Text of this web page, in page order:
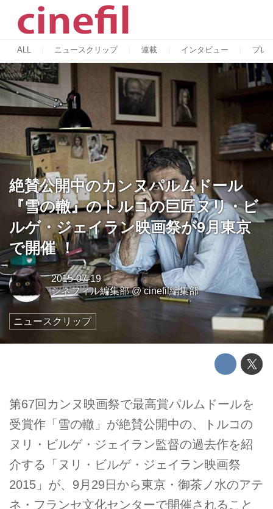
ALL ニュースクリップ 連載 インタビュー プレ
絶賛公開中のカンヌパルムドール
『雪の轍』のトルコの巨匠ヌリ・ビ
ルゲ・ジェイラン映画祭が9月東京
で開催 ！
2015-07-19
シネフィル編集部@cinefil編集部
ニュースクリップ
第67回カンヌ映画祭で最高賞パルムドールを
受賞作「雪の轍」が絶賛公開中の、トルコの
ヌリ・ビルゲ・ジェイラン監督の過去作を紹
介する「ヌリ・ビルゲ・ジェイラン映画祭
2015」が、9月29日から東京・御茶ノ水のアテ
ネ・フランセ文化センターで開催されること